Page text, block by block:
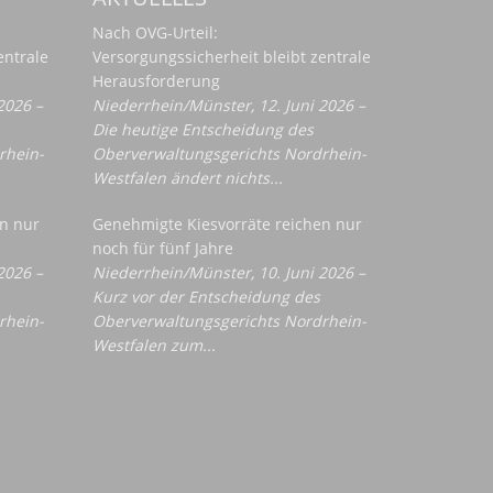
–
nur
–
Nach OVG-Urteil:
Versorgungssicherheit bleibt zentrale
Herausforderung
Niederrhein/Münster, 12. Juni 2026 –
Die heutige Entscheidung des
Oberverwaltungsgerichts Nordrhein-
Westfalen ändert nichts...
Genehmigte Kiesvorräte reichen nur
noch für fünf Jahre
Niederrhein/Münster, 10. Juni 2026 –
Kurz vor der Entscheidung des
Oberverwaltungsgerichts Nordrhein-
Westfalen zum...